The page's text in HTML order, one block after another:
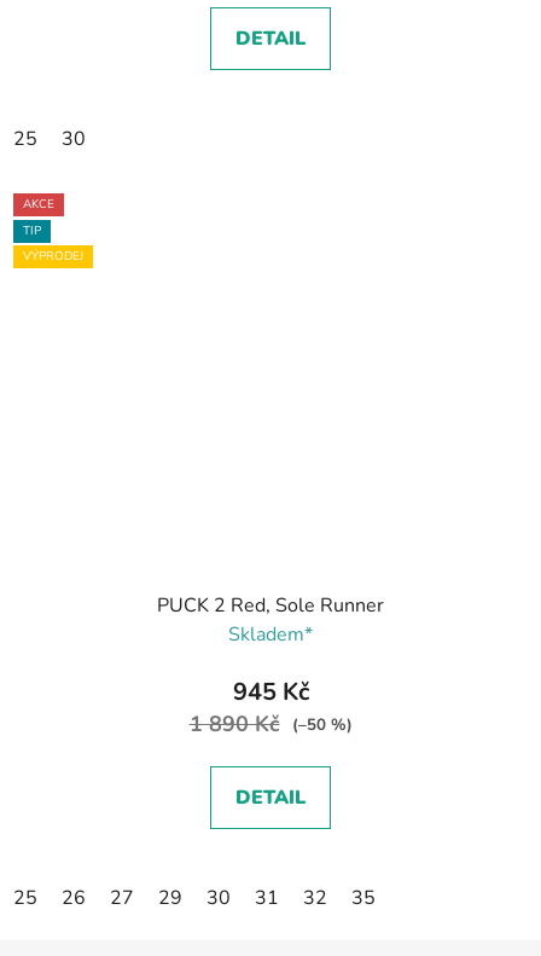
DETAIL
25 30
AKCE
TIP
VÝPRODEJ
PUCK 2 Red, Sole Runner
Skladem*
945 Kč
1 890 Kč (–50 %)
DETAIL
25 26 27 29 30 31 32 35